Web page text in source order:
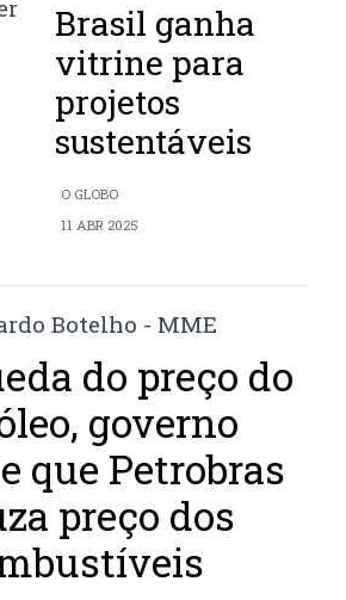
Brasil ganha
vitrine para
projetos
sustentáveis
O GLOBO
11 ABR 2025
do preço do
governo
que Petrobras
preço dos